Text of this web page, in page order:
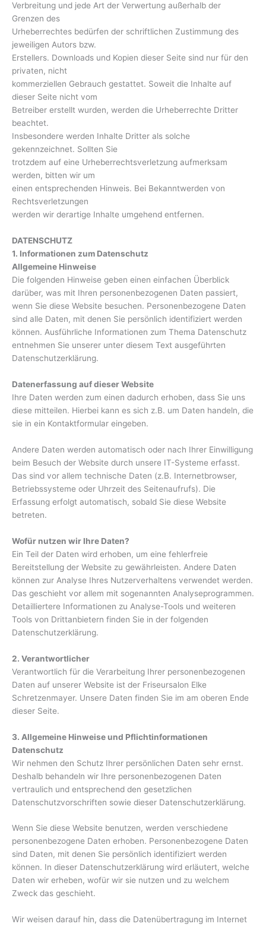
Verbreitung und jede Art der Verwertung außerhalb der
Grenzen des
Urheberrechtes bedürfen der schriftlichen Zustimmung des
jeweiligen Autors bzw.
Erstellers. Downloads und Kopien dieser Seite sind nur für den
privaten, nicht
kommerziellen Gebrauch gestattet. Soweit die Inhalte auf
dieser Seite nicht vom
Betreiber erstellt wurden, werden die Urheberrechte Dritter
beachtet.
Insbesondere werden Inhalte Dritter als solche
gekennzeichnet. Sollten Sie
trotzdem auf eine Urheberrechtsverletzung aufmerksam
werden, bitten wir um
einen entsprechenden Hinweis. Bei Bekanntwerden von
Rechtsverletzungen
werden wir derartige Inhalte umgehend entfernen.
DATENSCHUTZ
1. Informationen zum Datenschutz
Allgemeine Hinweise
Die folgenden Hinweise geben einen einfachen Überblick
darüber, was mit Ihren personenbezogenen Daten passiert,
wenn Sie diese Website besuchen. Personenbezogene Daten
sind alle Daten, mit denen Sie persönlich identifiziert werden
können. Ausführliche Informationen zum Thema Datenschutz
entnehmen Sie unserer unter diesem Text ausgeführten
Datenschutzerklärung.
Datenerfassung auf dieser Website
Ihre Daten werden zum einen dadurch erhoben, dass Sie uns
diese mitteilen. Hierbei kann es sich z.B. um Daten handeln, die
sie in ein Kontaktformular eingeben.
Andere Daten werden automatisch oder nach Ihrer Einwilligung
beim Besuch der Website durch unsere IT-Systeme erfasst.
Das sind vor allem technische Daten (z.B. Internetbrowser,
Betriebssysteme oder Uhrzeit des Seitenaufrufs). Die
Erfassung erfolgt automatisch, sobald Sie diese Website
betreten.
Wofür nutzen wir Ihre Daten?
Ein Teil der Daten wird erhoben, um eine fehlerfreie
Bereitstellung der Website zu gewährleisten. Andere Daten
können zur Analyse Ihres Nutzerverhaltens verwendet werden.
Das geschieht vor allem mit sogenannten Analyseprogrammen.
Detailliertere Informationen zu Analyse-Tools und weiteren
Tools von Drittanbietern finden Sie in der folgenden
Datenschutzerklärung.
2. Verantwortlicher
Verantwortlich für die Verarbeitung Ihrer personenbezogenen
Daten auf unserer Website ist der Friseursalon Elke
Schretzenmayer. Unsere Daten finden Sie im am oberen Ende
dieser Seite.
3. Allgemeine Hinweise und Pflichtinformationen
Datenschutz
Wir nehmen den Schutz Ihrer persönlichen Daten sehr ernst.
Deshalb behandeln wir Ihre personenbezogenen Daten
vertraulich und entsprechend den gesetzlichen
Datenschutzvorschriften sowie dieser Datenschutzerklärung.
Wenn Sie diese Website benutzen, werden verschiedene
personenbezogene Daten erhoben. Personenbezogene Daten
sind Daten, mit denen Sie persönlich identifiziert werden
können. In dieser Datenschutzerklärung wird erläutert, welche
Daten wir erheben, wofür wir sie nutzen und zu welchem
Zweck das geschieht.
Wir weisen darauf hin, dass die Datenübertragung im Internet